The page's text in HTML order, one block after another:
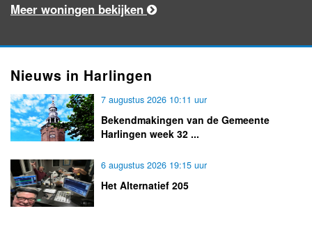
Meer woningen bekijken
Nieuws in Harlingen
7 augustus 2026 10:11 uur
Bekendmakingen van de Gemeente
Harlingen week 32 ...
6 augustus 2026 19:15 uur
Het Alternatief 205